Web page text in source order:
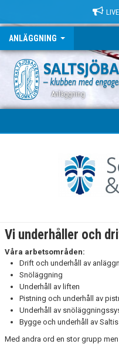
ANLÄGGNING
Anläggning
DOKUMENT
KALENDER
Vi underhåller och
Våra arbetsområden:
Drift och underhåll av
Snöläggning
Underhåll av liften
Pistning och underhåll av
Underhåll av
Bygge och underhåll av
Med andra ord en stor grupp